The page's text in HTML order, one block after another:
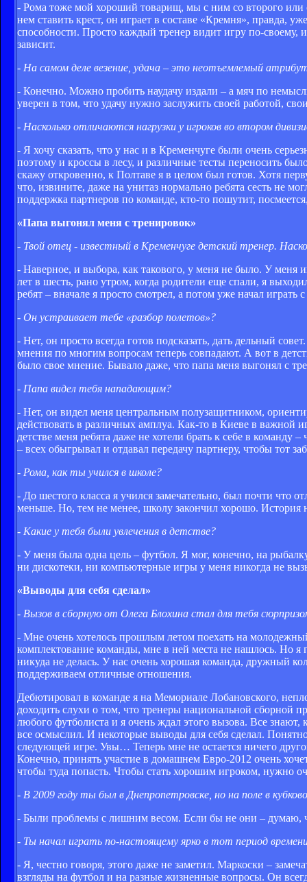
- Рома тоже мой хороший товарищ, мы с ним со второго или
нем ставить крест, он играет в составе «Кремня», правда,
способности. Просто каждый тренер видит игру по-своему,
зависит.
- На самом деле везение, удача – это неотъемлемый
- Конечно. Можно пробить наудачу издали – а мяч по
уверен в том, что удачу нужно заслужить своей работой,
- Насколько отличаются нагрузки у игроков во втором
- Я хочу сказать, что у нас и в Кременчуге были очень
поэтому и кроссы в лесу, и различные тесты переносить
скажу откровенно, к Полтаве я в целом был готов. Хотя
что, извините, даже на унитаз нормально ребята сесть не
поддержка партнеров по команде, кто-то пошутит,
«Папа выгонял меня с тренировок»
- Твой отец - известный в Кременчуге детский тренер.
- Наверное, и выбора, как такового, у меня не было. У
лет в шесть, рано утром, когда родители еще спали, я
ребят – вначале я просто смотрел, а потом уже начал
- Он устраивает тебе «разбор полетов»?
- Нет, он просто всегда готов подсказать, дать дельный
мнения по многим вопросам теперь совпадают. А вот в
было свое мнение. Бывало даже, что папа меня выгонял с
- Папа видел тебя нападающим?
- Нет, он видел меня центральным полузащитником,
действовать в различных амплуа. Как-то в Киеве в важной
детстве меня ребята даже не хотели брать к себе в команду
– всех обыгрывал и отдавал передачу партнеру, чтобы тот
- Рома, как ты учился в школе?
- До шестого класса я учился замечательно, был почти что
меньше. Но, тем не менее, школу закончил хорошо. История
- Какие у тебя были увлечения в детстве?
- У меня была одна цель – футбол. Я мог, конечно, на
ни дискотеки, ни компьютерные игры у меня никогда не
«Выводы для себя сделал»
- Вызов в сборную от Олега Блохина стал для тебя
- Мне очень хотелось прошлым летом поехать на
комплектование команды, мне в ней места не нашлось. Но я
никуда не делась. У нас очень хорошая команда, дружный
поддерживаем отличные отношения.
Дебютировал в команде я на Мемориале Лобановского,
доходить слухи о том, что тренеры национальной сборной
любого футболиста и я очень ждал этого вызова. Все
все осмыслил. И некоторые выводы для себя сделал.
следующей игре. Увы… Теперь мне не остается ничего
Конечно, принять участие в домашнем Евро-2012 очень
чтобы туда попасть. Чтобы стать хорошим игроком, нужно
- В 2009 году ты был в Днепропетровске, но на поле в
- Были проблемы с лишним весом. Если бы не они – думаю,
- Ты начал играть по-настоящему ярко в тот период
- Я, честно говоря, этого даже не заметил. Маркоски –
взгляды на футбол и на разные жизненные вопросы. Он